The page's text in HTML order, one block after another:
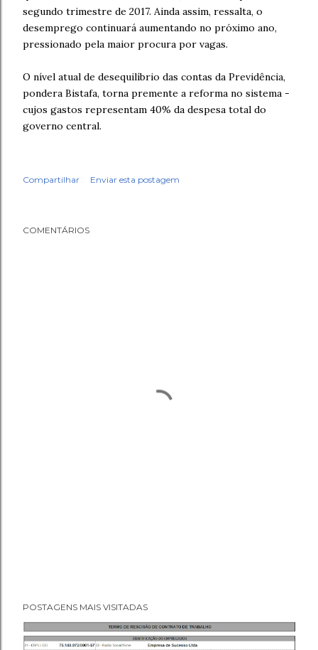
segundo trimestre de 2017. Ainda assim, ressalta, o
desemprego continuará aumentando no próximo ano,
pressionado pela maior procura por vagas.
O nível atual de desequilíbrio das contas da Previdência,
pondera Bistafa, torna premente a reforma no sistema -
cujos gastos representam 40% da despesa total do
governo central.
Compartilhar Enviar esta postagem
COMENTÁRIOS
POSTAGENS MAIS VISITADAS